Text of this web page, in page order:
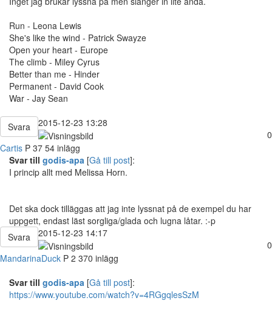
Run - Leona Lewis
She's like the wind - Patrick Swayze
Open your heart - Europe
The climb - Miley Cyrus
Better than me - Hinder
Permanent - David Cook
War - Jay Sean
Svara
2015-12-23 13:28
0
Cartis P 37 54 inlägg
Svar till godis-apa [Gå till post]:
I princip allt med Melissa Horn.
Det ska dock tilläggas att jag inte lyssnat på de exempel du har
uppgett, endast läst sorgliga/glada och lugna låtar. :-p
Svara
2015-12-23 14:17
0
MandarinaDuck P 2 370 inlägg
Svar till godis-apa [Gå till post]:
https://www.youtube.com/watch?v=4RGgqlesSzM